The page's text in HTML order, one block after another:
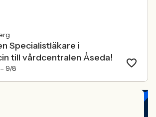
Specialistläkare i
till vårdcentralen Åseda!
9/8